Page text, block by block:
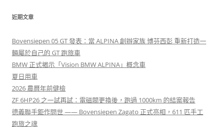
近期文章
Bovensiepen 05 GT 發表：當 ALPINA 創辦家族 博芬西彭 重新打造一
輛屬於自己的 GT 跑旅車
BMW 正式揭示「Vision BMW ALPINA」概念車
夏日用車
2026 農曆年前健檢
ZF 6HP26 之一試再試：電磁閥更換後，跑過 1000km 的結案報告
德義聯手鉅作問世 —— Bovensiepen Zagato 正式亮相，611 匹手工
跑旅之魂